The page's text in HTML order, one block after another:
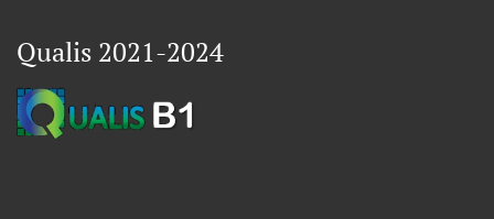
Qualis 2021-2024